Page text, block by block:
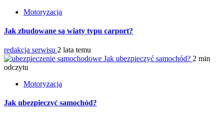
Motoryzacja
Jak zbudowane są wiaty typu carport?
redakcja serwisu 2 lata temu
Jak ubezpieczyć samochód? 2 min
odczytu
Motoryzacja
Jak ubezpieczyć samochód?